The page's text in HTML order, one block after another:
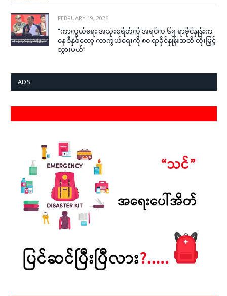
FEBRUARY 19, 2026
“ကာကွယ်ရေး အသုံးစရိတ်ကို အရင်က ၆၅ ရာခိုင်နှုန်းက
နေ ဒီနှစ်တော့ ကာကွယ်ရေးကို ၈၀ ရာခိုင်နှုန်းအထိ တိုးမြှင့်
သွားမယ်”
ADS